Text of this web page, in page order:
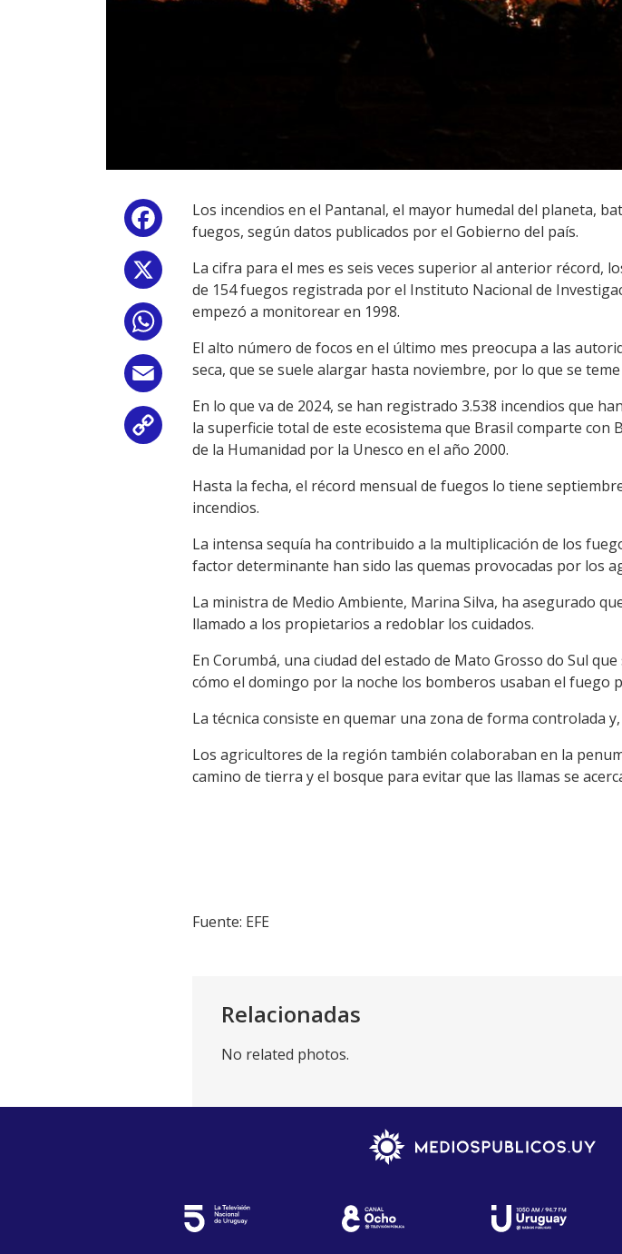
Facebook
WhatsApp
Email
Copy
Los incendios en el Pantanal, el mayor humedal del planeta,
fuegos, según datos publicados por el Gobierno del país.
La cifra para el mes es seis veces superior al anterior récord,
de 154 fuegos registrada por el Instituto Nacional de
empezó a monitorear en 1998.
El alto número de focos en el último mes preocupa a las
seca, que se suele alargar hasta noviembre, por lo que se
En lo que va de 2024, se han registrado 3.538 incendios que
la superficie total de este ecosistema que Brasil comparte
de la Humanidad por la Unesco en el año 2000.
Hasta la fecha, el récord mensual de fuegos lo tiene
incendios.
La intensa sequía ha contribuido a la multiplicación de los
factor determinante han sido las quemas provocadas por los
La ministra de Medio Ambiente, Marina Silva, ha asegurado
llamado a los propietarios a redoblar los cuidados.
En Corumbá, una ciudad del estado de Mato Grosso do Sul
cómo el domingo por la noche los bomberos usaban el fuego
La técnica consiste en quemar una zona de forma controlada
Los agricultores de la región también colaboraban en la
camino de tierra y el bosque para evitar que las llamas se
Fuente: EFE
Relacionadas
No related photos.